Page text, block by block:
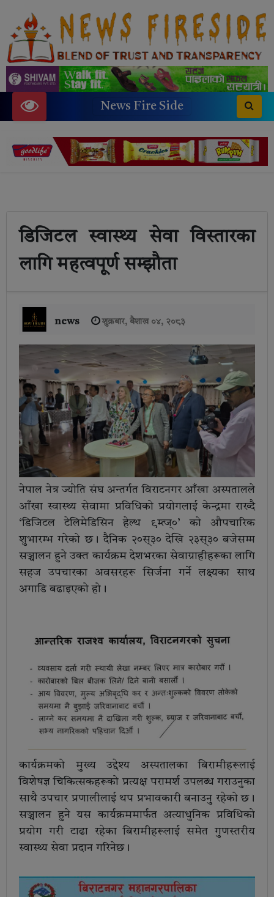
News Fire Side
डिजिटल स्वास्थ्य सेवा विस्तारका
लागि महत्वपूर्ण सम्झौता
news शुक्रबार, बैशाख ०४, २०८३
नेपाल नेत्र ज्योति संघ अन्तर्गत विराटनगर आँखा अस्पतालले
आँखा स्वास्थ्य सेवामा प्रविधिको प्रयोगलाई केन्द्रमा राख्दै
‘डिजिटल टेलिमेडिसिन हेल्थ ९म्त्ज्०’ को औपचारिक
शुभारम्भ गरेको छ। दैनिक २०स्३० देखि २३स्३० बजेसम्म
सञ्चालन हुने उक्त कार्यक्रम देशभरका सेवाग्राहीहरूका लागि
सहज उपचारका अवसरहरू सिर्जना गर्ने लक्ष्यका साथ
अगाडि बढाइएको हो।
कार्यक्रमको मुख्य उद्देश्य अस्पतालका बिरामीहरूलाई
विशेषज्ञ चिकित्सकहरूको प्रत्यक्ष परामर्श उपलब्ध गराउनुका
साथै उपचार प्रणालीलाई थप प्रभावकारी बनाउनु रहेको छ।
सञ्चालन हुने यस कार्यक्रममार्फत अत्याधुनिक प्रविधिको
प्रयोग गरी टाढा रहेका बिरामीहरूलाई समेत गुणस्तरीय
स्वास्थ्य सेवा प्रदान गरिनेछ।